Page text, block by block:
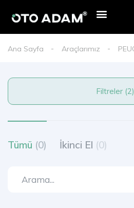
Ana Sayfa Araçlarımız
Filtreler (2)
Tümü (0) İkinci El (0)